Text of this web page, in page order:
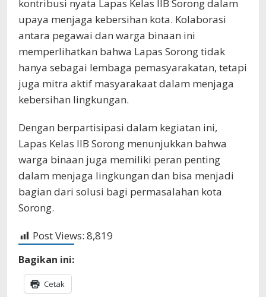
kontribusi nyata Lapas Kelas IIB Sorong dalam
upaya menjaga kebersihan kota. Kolaborasi
antara pegawai dan warga binaan ini
memperlihatkan bahwa Lapas Sorong tidak
hanya sebagai lembaga pemasyarakatan, tetapi
juga mitra aktif masyarakaat dalam menjaga
kebersihan lingkungan.
Dengan berpartisipasi dalam kegiatan ini,
Lapas Kelas IIB Sorong menunjukkan bahwa
warga binaan juga memiliki peran penting
dalam menjaga lingkungan dan bisa menjadi
bagian dari solusi bagi permasalahan kota
Sorong.
Post Views: 8,819
Bagikan ini:
Cetak